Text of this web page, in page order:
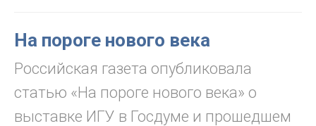
На пороге нового века
Российская газета опубликовала
статью «На пороге нового века» о
выставке ИГУ в Госдуме и прошедшем